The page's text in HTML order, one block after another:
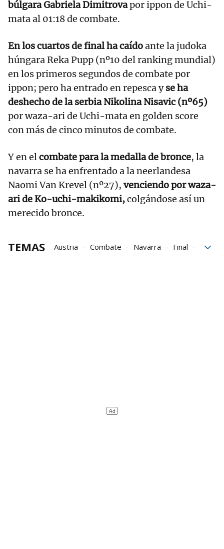
búlgara Gabriela Dimitrovapor ippon de Uchi-
mata al 01:18 de combate.
En los cuartos de final ha caídoante la judoka
húngara Reka Pupp (nº10 del ranking mundial)
en los primeros segundos de combate por
ippon; pero ha entrado en repesca yse ha
deshecho de la serbia Nikolina Nisavic (nº65)
por waza-ari de Uchi-mata en golden score
con más de cinco minutos de combate.
Y en elcombate para la medalla de bronce, la
navarra se ha enfrentado a la neerlandesa
Naomi Van Krevel (nº27), venciendo por waza-
ari de Ko-uchi-makikomi,colgándose así un
merecido bronce.
TEMAS Austria Combate Navarra
Final